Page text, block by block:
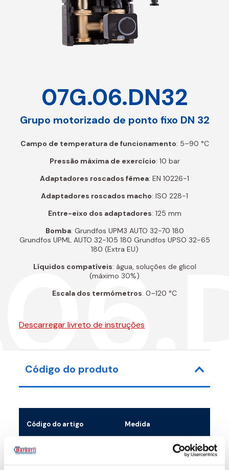
07G.06.DN32
Grupo motorizado de ponto fixo DN 32
Campo de temperatura de funcionamento: 5–90 °C
Pressão máxima de exercício: 10 bar
Adaptadores roscados fêmea: EN 10226-1
Adaptadores roscados macho: ISO 228-1
Entre-eixo dos adaptadores: 125 mm
Bomba: Grundfos UPM3 AUTO 32-70 180
Grundfos UPML AUTO 32-105 180 Grundfos UPSO 32-65
180 (Extra EU)
Líquidos compatíveis: água, soluções de glicol
(máximo 30%)
Escala dos termómetros: 0–120 °C
Descarregar livreto de instruções
Código do produto
Código do artigo Medida
07G03206Y G 2 M - G 1 1/4 F 18